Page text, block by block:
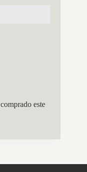
este